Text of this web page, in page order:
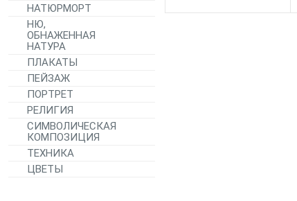
НАТЮРМОРТ
НЮ,
ОБНАЖЕННАЯ
НАТУРА
ПЛАКАТЫ
ПЕЙЗАЖ
ПОРТРЕТ
РЕЛИГИЯ
СИМВОЛИЧЕСКАЯ
КОМПОЗИЦИЯ
ТЕХНИКА
ЦВЕТЫ